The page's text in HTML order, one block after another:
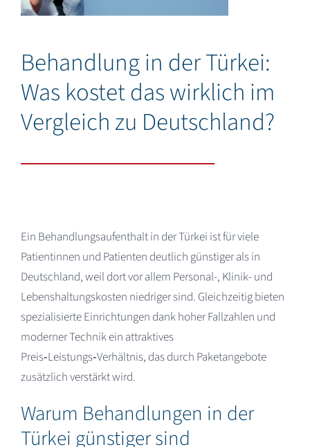
Deutsch
Behandlung in der Türkei:
Was kostet das wirklich im
Vergleich zu Deutschland?
Ein Behandlungsaufenthalt in der Türkei ist für viele
Patientinnen und Patienten deutlich günstiger als in
Deutschland, weil dort vor allem Personal-, Klinik- und
Lebenshaltungskosten niedriger sind. Gleichzeitig bieten
spezialisierte Einrichtungen dank hoher Fallzahlen und
moderner Technik ein attraktives
Preis‑Leistungs‑Verhältnis, das durch Paketangebote
zusätzlich verstärkt wird.​
Warum Behandlungen in der
Türkei günstiger sind